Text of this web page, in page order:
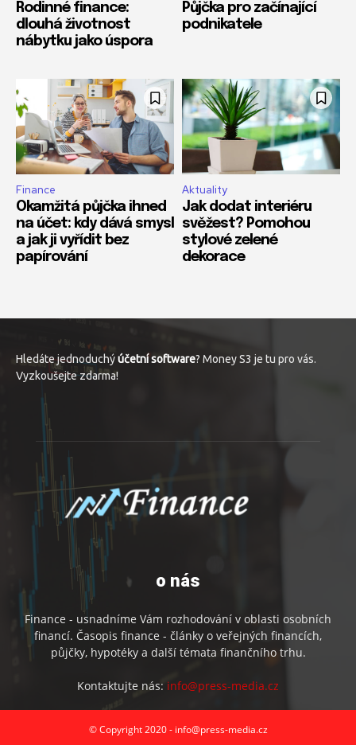
Rodinné finance:
dlouhá životnost
nábytku jako úspora
Půjčka pro začínající
podnikatele
Finance
Okamžitá půjčka ihned
na účet: kdy dává smysl
a jak ji vyřídit bez
papírování
Aktuality
Jak dodat interiéru
svěžest? Pomohou
stylové zelené
dekorace
Hledáte jednoduchýúčetní software? Money S3 je tu pro vás.
Vyzkoušejte zdarma!
o nás
Finance - usnadníme Vám rozhodování v oblasti osobních
financí. Časopis finance - články o veřejných financích,
půjčky, hypotéky a další témata finančního trhu.
Kontaktujte nás: info@press-media.cz
© Copyright 2020 - info@press-media.cz